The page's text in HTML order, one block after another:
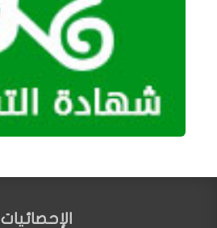
الإحصائيات